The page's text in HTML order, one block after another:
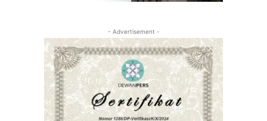
- Advertisement -